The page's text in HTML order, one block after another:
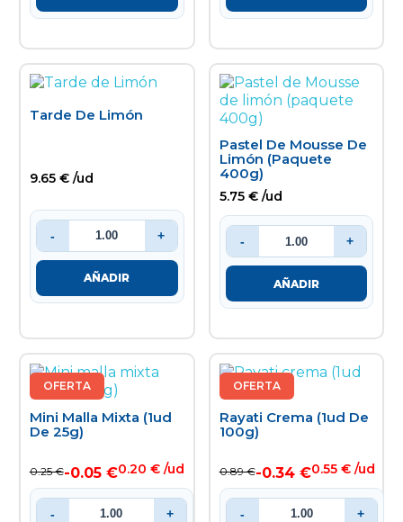
Tarde De Limón
9.65 € /ud
- +
AÑADIR
Pastel De Mousse De
Limón (paquete
400g)
5.75 € /ud
- +
AÑADIR
Mini Malla Mixta (1ud
De 25g)
0.25 €-0.05 €0.20 € /ud
- +
OFERTA
Rayati Crema (1ud De
100g)
0.89 €-0.34 €0.55 € /ud
- +
OFERTA